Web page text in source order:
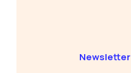
Newsletter